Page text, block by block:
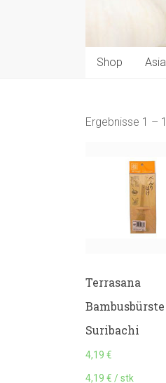
Shop
Ergebnisse 1 –
Terrasana
Suribachi
4,19 €
4,19 € / stk